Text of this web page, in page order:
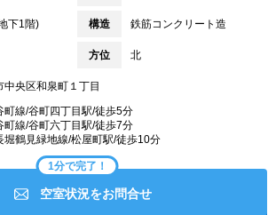
下1階) 構造 鉄筋コンクリート造
方位 北
中央区和泉町１丁目
町線/谷町四丁目駅/徒歩5分
町線/谷町六丁目駅/徒歩7分
堀鶴見緑地線/松屋町駅/徒歩10分
1分で完了！
空室状況をお問合せ